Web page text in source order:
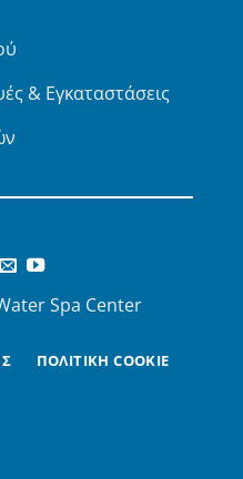
& Εγκαταστάσεις
Spa Center
ΠΟΛΙΤΙΚΗ COOKIE